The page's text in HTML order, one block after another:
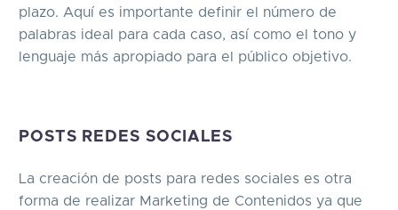
plazo. Aquí es importante definir el número de
palabras ideal para cada caso, así como el tono y
lenguaje más apropiado para el público objetivo.
POSTS REDES SOCIALES
La creación de posts para redes sociales es otra
forma de realizar Marketing de Contenidos ya que